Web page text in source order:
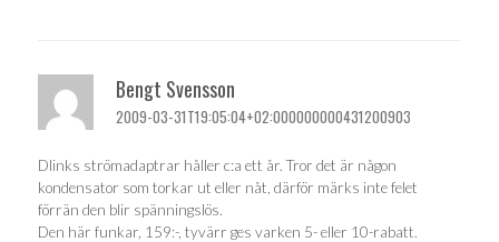
Bengt Svensson
2009-03-31T19:05:04+02:000000000431200903
Dlinks strömadaptrar håller c:a ett år. Tror det är någon
kondensator som torkar ut eller nåt, därför märks inte felet
förrän den blir spänningslös.
Den här funkar, 159:-, tyvärr ges varken 5- eller 10-rabatt.